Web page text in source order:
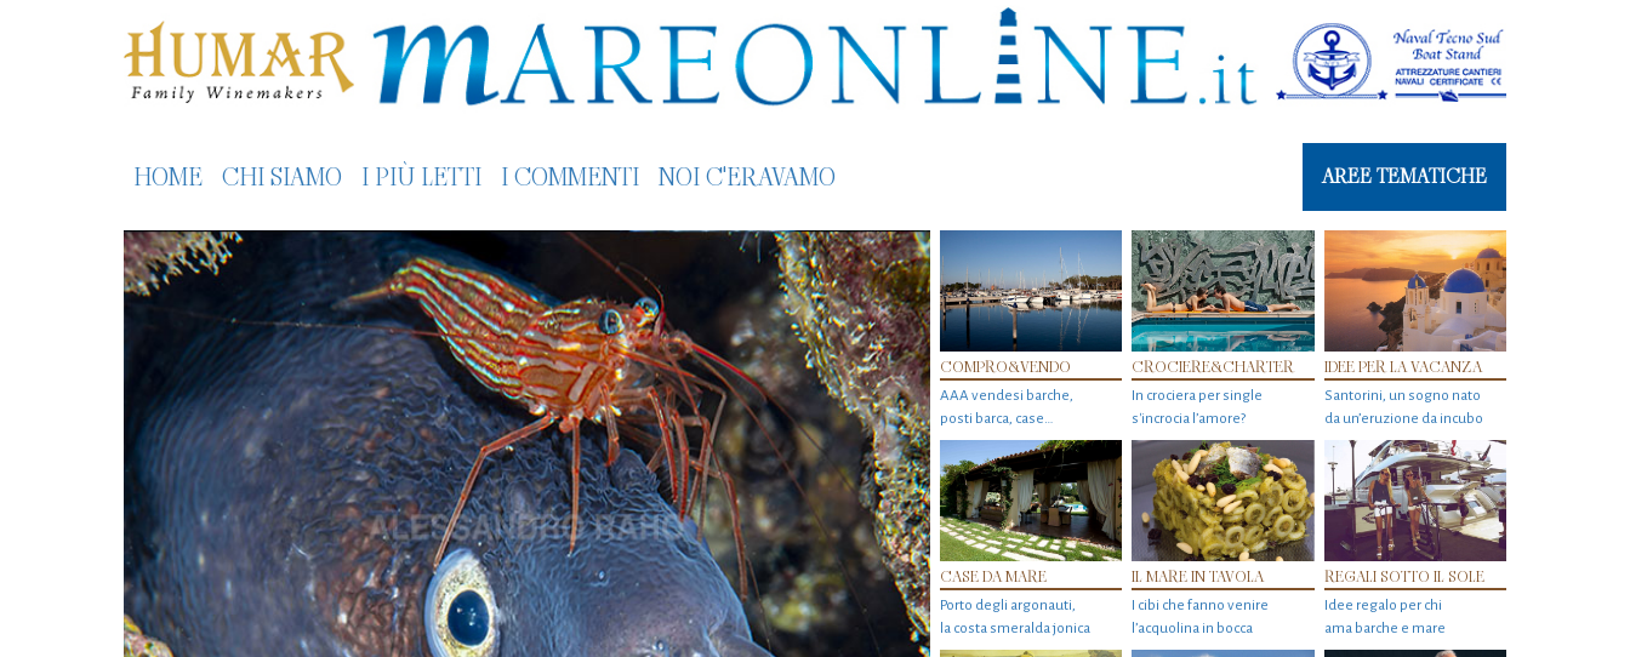
HOME CHI SIAMO I PIÙ LETTI I COMMENTI NOI C'ERAVAMO AREE TEMATICHE
COMPRO&VENDO
AAA vendesi barche,
posti barca, case…
CROCIERE&CHARTER
In crociera per single
s'incrocia l’amore?
IDEE PER LA VACANZA
Santorini, un sogno nato
da un’eruzione da incubo
CASE DA MARE
Porto degli argonauti,
la costa smeralda jonica
IL MARE IN TAVOLA
I cibi che fanno venire
l’acquolina in bocca
REGALI SOTTO IL SOLE
Idee regalo per chi
ama barche e mare